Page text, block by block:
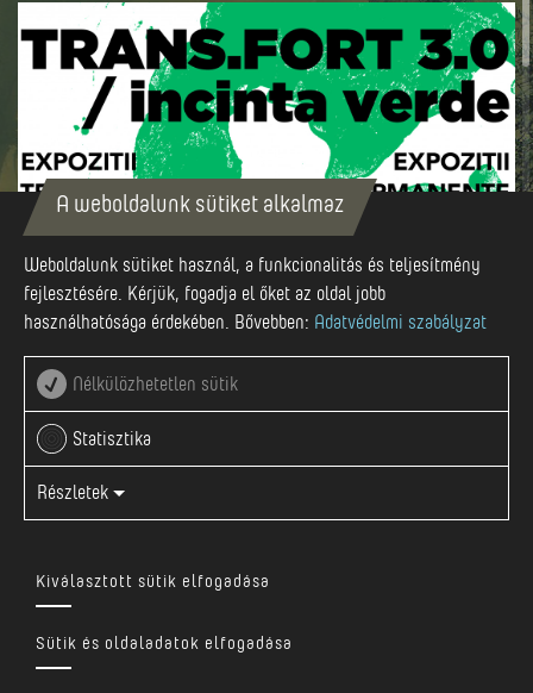
Jul-19
2025 JÚLIUS 19 - SZEPTEMBER 30
Nézd meg Facebookon
A CasApold Egyesület szeretettel meghívja Önt a
TRANS.FORT 3.0 projekt keretében megvalósuló új kiállítás
A weboldalunk sütiket alkalmaz
Weboldalunk sütiket használ, a funkcionalitás és teljesítmény
fejlesztésére. Kérjük, fogadja el őket az oldal jobb
használhatósága érdekében. Bővebben: Adatvédelmi szabályzat
Nélkülözhetetlen sütik
Statisztika
Részletek
Kiválasztott sütik elfogadása
Sütik és oldaladatok elfogadása